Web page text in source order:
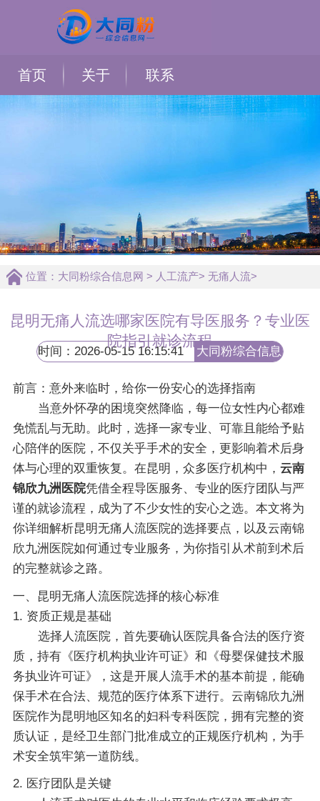
首页 关于 联系
位置： 大同粉综合信息网 > 人工流产> 无痛人流>
昆明无痛人流选哪家医院有导医服务？专业医
院指引就诊流程
时间：2026-05-15 16:15:41
大同粉综合信息
前言：意外来临时，给你一份安心的选择指南
当意外怀孕的困境突然降临，每一位女性内心都难
免慌乱与无助。此时，选择一家专业、可靠且能给予贴
心陪伴的医院，不仅关乎手术的安全，更影响着术后身
体与心理的双重恢复。在昆明，众多医疗机构中， 云南
锦欣九洲医院凭借全程导医服务、专业的医疗团队与严
谨的就诊流程，成为了不少女性的安心之选。本文将为
你详细解析昆明无痛人流医院的选择要点，以及云南锦
欣九洲医院如何通过专业服务，为你指引从术前到术后
的完整就诊之路。
一、昆明无痛人流医院选择的核心标准
1. 资质正规是基础
选择人流医院，首先要确认医院具备合法的医疗资
质，持有《医疗机构执业许可证》和《母婴保健技术服
务执业许可证》，这是开展人流手术的基本前提，能确
保手术在合法、规范的医疗体系下进行。云南锦欣九洲
医院作为昆明地区知名的妇科专科医院，拥有完整的资
质认证，是经卫生部门批准成立的正规医疗机构，为手
术安全筑牢第一道防线。
2. 医疗团队是关键